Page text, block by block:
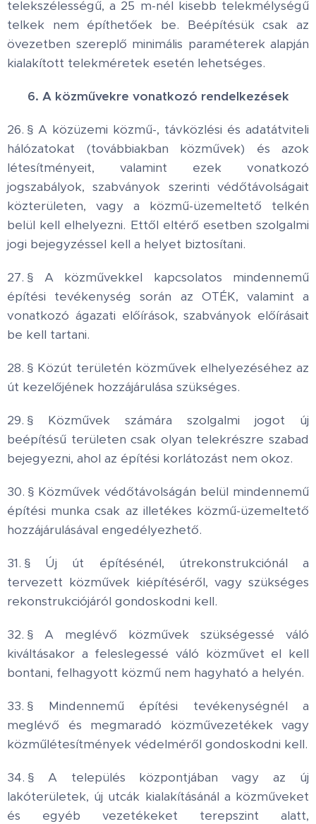
telekszélességű, a 25 m-nél kisebb telekmélységű
telkek nem építhetőek be. Beépítésük csak az
övezetben szereplő minimális paraméterek alapján
kialakított telekméretek esetén lehetséges.
6. A közművekre vonatkozó rendelkezések
26. § A közüzemi közmű-, távközlési és adatátviteli
hálózatokat (továbbiakban közművek) és azok
létesítményeit, valamint ezek vonatkozó
jogszabályok, szabványok szerinti védőtávolságait
közterületen, vagy a közmű-üzemeltető telkén
belül kell elhelyezni. Ettől eltérő esetben szolgalmi
jogi bejegyzéssel kell a helyet biztosítani.
27. § A közművekkel kapcsolatos mindennemű
építési tevékenység során az OTÉK, valamint a
vonatkozó ágazati előírások, szabványok előírásait
be kell tartani.
28. § Közút területén közművek elhelyezéséhez az
út kezelőjének hozzájárulása szükséges.
29. § Közművek számára szolgalmi jogot új
beépítésű területen csak olyan telekrészre szabad
bejegyezni, ahol az építési korlátozást nem okoz.
30. § Közművek védőtávolságán belül mindennemű
építési munka csak az illetékes közmű-üzemeltető
hozzájárulásával engedélyezhető.
31. § Új út építésénél, útrekonstrukciónál a
tervezett közművek kiépítéséről, vagy szükséges
rekonstrukciójáról gondoskodni kell.
32. § A meglévő közművek szükségessé váló
kiváltásakor a feleslegessé váló közművet el kell
bontani, felhagyott közmű nem hagyható a helyén.
33. § Mindennemű építési tevékenységnél a
meglévő és megmaradó közművezetékek vagy
közműlétesítmények védelméről gondoskodni kell.
34. § A település központjában vagy az új
lakóterületek, új utcák kialakításánál a közműveket
és egyéb vezetékeket terepszint alatt,